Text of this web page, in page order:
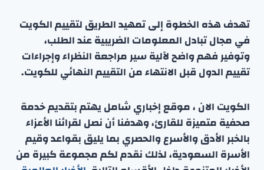
تهدف هذه الخطوة إلى تمهيد الطريق لتقييم الكويت
في مجال تبادل المعلومات الضريبية عند الطلب،
وتوفير فهم واضح لآلية سير مراجعة النظراء وإجراءات
تقييم الدول قبل الانتهاء من التقييم النهائي للكويت.
الكويت الان ، موقع إخباري شامل يهتم بتقديم خدمة
صحفية متميزة للقارئ، وهدفنا أن نصل لقرائنا الأعزاء
بالخبر الأدق والأسرع والحصري بما يليق بقواعد وقيم
الأسرة السعودية، لذلك نقدم لكم مجموعة كبيرة من